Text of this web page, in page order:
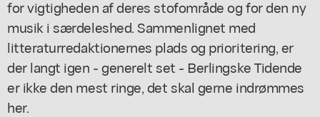
for vigtigheden af deres stofområde og for den ny
musik i særdeleshed. Sammenlignet med
litteraturredaktionernes plads og prioritering, er
der langt igen - generelt set - Berlingske Tidende
er ikke den mest ringe, det skal gerne indrømmes
her.